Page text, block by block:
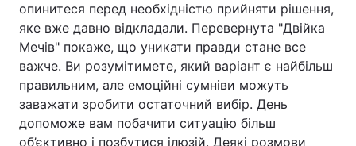
опинитеся перед необхідністю прийняти рішення,
яке вже давно відкладали. Перевернута "Двійка
Мечів" покаже, що уникати правди стане все
важче. Ви розумітимете, який варіант є найбільш
правильним, але емоційні сумніви можуть
заважати зробити остаточний вибір. День
допоможе вам побачити ситуацію більш
об’єктивно і позбутися ілюзій. Деякі розмови